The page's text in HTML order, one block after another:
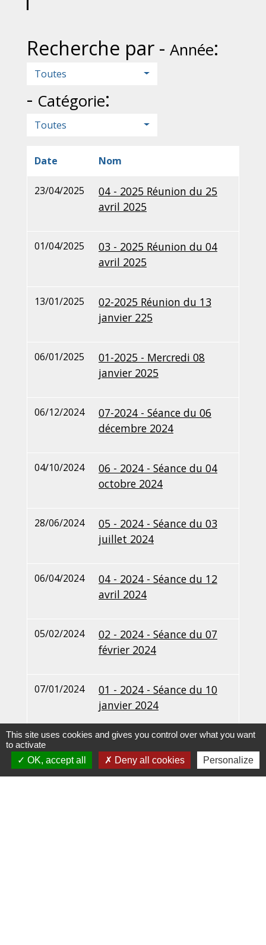
Recherche par - Année:
Toutes
- Catégorie:
Toutes
Date Nom
23/04/2025
04 - 2025 Réunion du 25
avril 2025
01/04/2025
03 - 2025 Réunion du 04
avril 2025
13/01/2025
02-2025 Réunion du 13
janvier 225
06/01/2025
01-2025 - Mercredi 08
janvier 2025
06/12/2024
07-2024 - Séance du 06
décembre 2024
04/10/2024
06 - 2024 - Séance du 04
octobre 2024
28/06/2024
05 - 2024 - Séance du 03
juillet 2024
06/04/2024
04 - 2024 - Séance du 12
avril 2024
05/02/2024
02 - 2024 - Séance du 07
février 2024
07/01/2024
01 - 2024 - Séance du 10
janvier 2024
1-2-3-4
This site uses cookies and gives you control over what you want
to activate
OK, accept all
Deny all cookies Personalize